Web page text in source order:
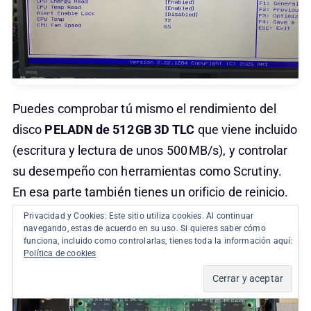
Puedes comprobar tú mismo el rendimiento del
disco PELADN de 512 GB3D TLC que viene incluido
(escritura y lectura de unos 500 MB/s), y controlar
su desempeño con herramientas como Scrutiny.
En esa parte también tienes un orificio de reinicio.
Privacidad y Cookies: Este sitio utiliza cookies. Al continuar
navegando, estas de acuerdo en su uso. Si quieres saber cómo
funciona, incluido como controlarlas, tienes toda la información aquí:
Política de cookies